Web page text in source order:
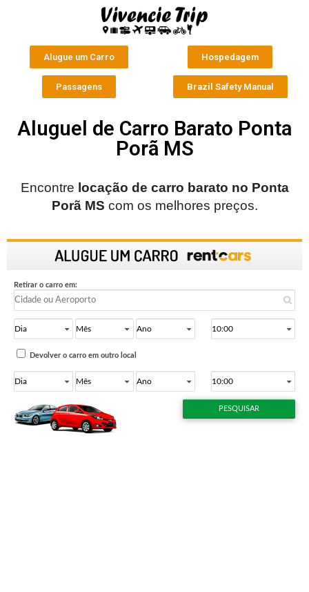
Alugue um Carro Hospedagem
Passagens Brazil Safety Manual
Aluguel de Carro Barato Ponta
Porã MS
Encontre locação de carro barato no Ponta
Porã MS com os melhores preços.